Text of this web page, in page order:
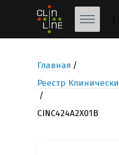
Главная
Реестр
CINC424A2X01B